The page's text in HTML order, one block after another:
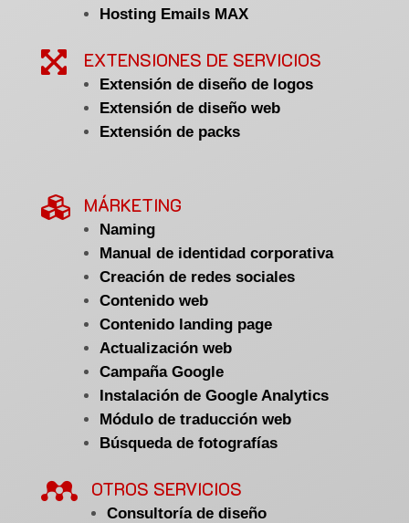
Hosting Emails MAX
 EXTENSIONES DE SERVICIOS
Extensión de diseño de logos
Extensión de diseño web
Extensión de packs
 MÁRKETING
Naming
Manual de identidad corporativa
Creación de redes sociales
Contenido web
Contenido landing page
Actualización web
Campaña Google
Instalación de Google Analytics
Módulo de traducción web
Búsqueda de fotografías
 OTROS SERVICIOS
Consultoría de diseño